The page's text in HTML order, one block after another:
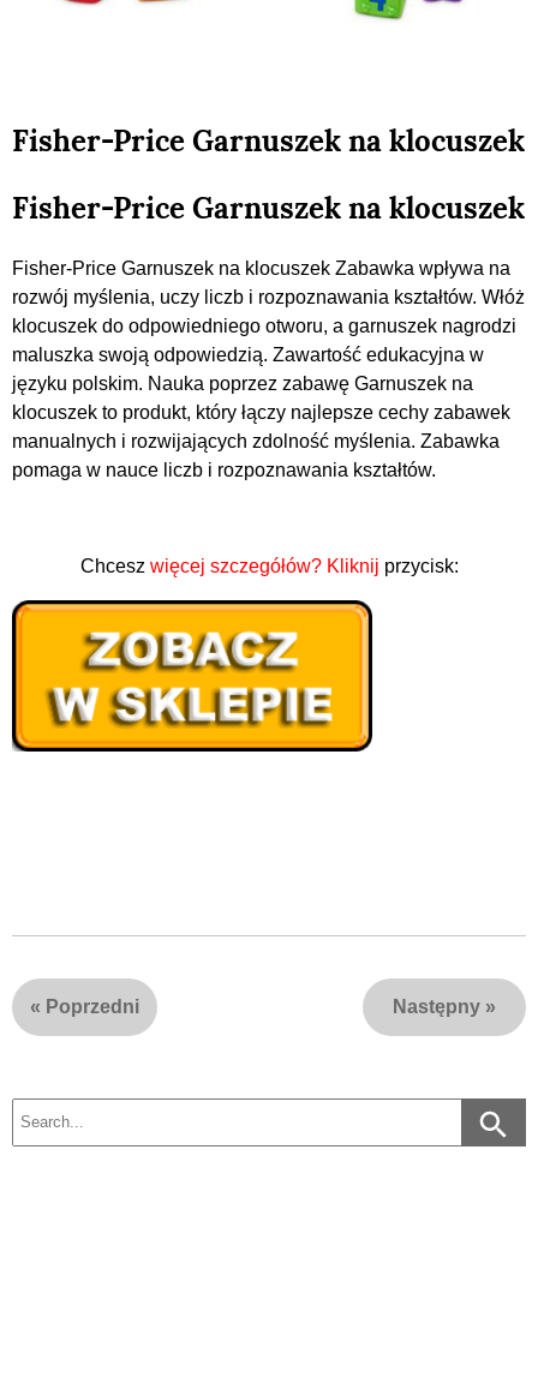
Fisher-Price Garnuszek na klocuszek
Fisher-Price Garnuszek na klocuszek
Fisher-Price Garnuszek na klocuszek Zabawka wpływa na
rozwój myślenia, uczy liczb i rozpoznawania kształtów. Włóż
klocuszek do odpowiedniego otworu, a garnuszek nagrodzi
maluszka swoją odpowiedzią. Zawartość edukacyjna w
języku polskim. Nauka poprzez zabawę Garnuszek na
klocuszek to produkt, który łączy najlepsze cechy zabawek
manualnych i rozwijających zdolność myślenia. Zabawka
pomaga w nauce liczb i rozpoznawania kształtów.
Chcesz więcej szczegółów? Kliknij przycisk:
« Poprzedni Następny »